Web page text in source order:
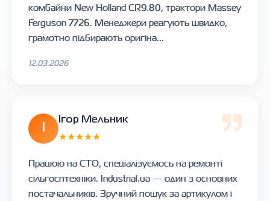
комбайни New Holland CR9.80, трактори Massey
Ferguson 7726. Менеджери реагують швидко,
грамотно підбирають оригіна...
12.03.2026
Ігор Мельник
★★★★★
Працюю на СТО, спеціалізуємось на ремонті
сільгосптехніки. Industrial.ua — один з основних
постачальників. Зручний пошук за артикулом і